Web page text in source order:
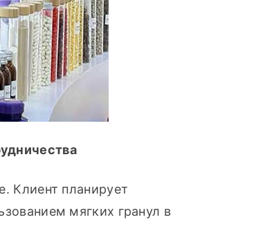
Клиент планирует
мягких гранул в